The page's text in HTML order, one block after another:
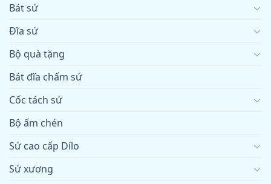
Bát sứ
Đĩa sứ
Bộ quà tặng
Bát đĩa chấm sứ
Cốc tách sứ
Bộ ấm chén
Sứ cao cấp Dílo
Sứ xương